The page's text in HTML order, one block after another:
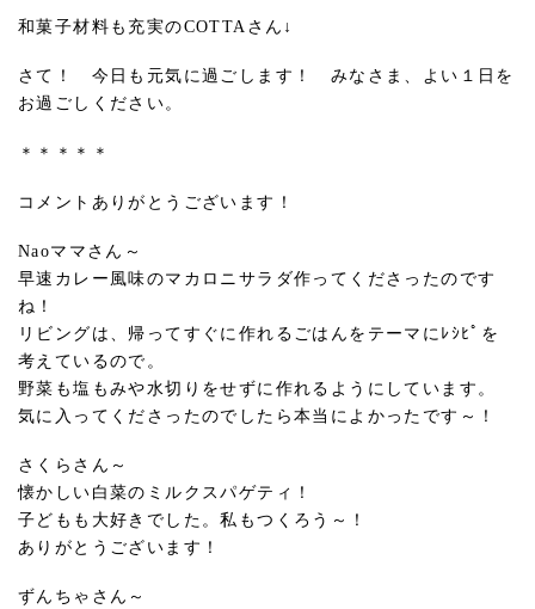
和菓子材料も充実のCOTTAさん↓
さて！ 今日も元気に過ごします！ みなさま、よい１日を
お過ごしください。
＊＊＊＊＊
コメントありがとうございます！
Naoママさん～
早速カレー風味のマカロニサラダ作ってくださったのです
ね！
リビングは、帰ってすぐに作れるごはんをテーマにﾚｼﾋﾟを
考えているので。
野菜も塩もみや水切りをせずに作れるようにしています。
気に入ってくださったのでしたら本当によかったです～！
さくらさん～
懐かしい白菜のミルクスパゲティ！
子どもも大好きでした。私もつくろう～！
ありがとうございます！
ずんちゃさん～